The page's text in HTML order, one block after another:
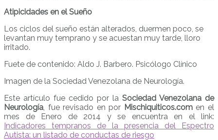
Atipicidades en el Sueño
Los ciclos del sueño están alterados, duermen poco, se
levantan muy temprano y se acuestan muy tarde, lloro
irritado.
Fuete de contenido: Aldo J. Barbero. Psicólogo Clínico
Imagen de la Sociedad Venezolana de Neurología.
Este artículo fue cedido por la Sociedad Venezolana de
Neurología, fue revisado en por Mischiquiticos.comen el
mes de Enero de 2014 y se encuentra en el link:
Indicadores tempranos de la presencia del Espectro
Autista: un listado de conductas de riesgo